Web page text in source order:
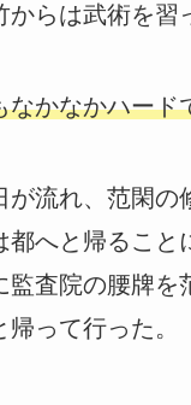
らは武術を習
なかなかハード
が流れ、范閑の
へと帰ること
監査院の腰牌を
って行った。